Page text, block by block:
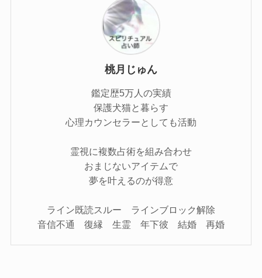
桃月じゅん
鑑定歴5万人の実績
保護犬猫と暮らす
心理カウンセラーとしても活動
霊視に複数占術を組み合わせ
おまじないアイテムで
夢を叶えるのが得意
ライン既読スルー ラインブロック解除
音信不通 復縁 生霊 年下彼 結婚 再婚